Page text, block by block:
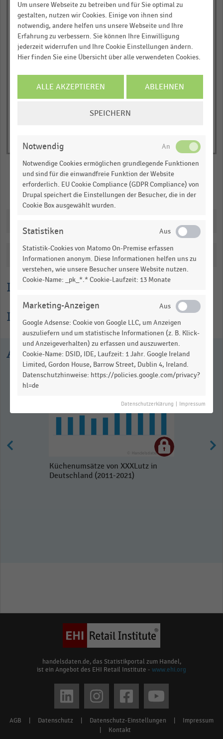
Lesehilfe
Informationen zur Statistik
categories.
The
chart
has
displaying
(absolut).
Range:
1.0836000000000001.
View
table.
2005200720092011201320152017201920212023
0,20
interactive
Download als Excel, PNG, PDF
… und vieles mehr!
JETZT INFORMIEREN
Merken Teilen
Katalogisierung
Ausgewählte Statistiken
Küchenumsätze von XXXLutz in
Deutschland (2011-2021)
handelsdaten.de, das Statistikportal zum Handel,
ist ein Angebot des EHI Retail Institute - www.ehi.org
Footer
AGB Datenschutz Datenschutz-Einstellungen
Impressum
Kontakt
Um unsere Webseite zu betreiben und für Sie optimal zu
gestalten, nutzen wir Cookies. Einige von ihnen sind
notwendig, andere helfen uns unsere Webseite und Ihre
Erfahrung zu verbessern. Sie können Ihre Einwilligung
jederzeit widerrufen und Ihre Cookie Einstellungen ändern.
Hier finden Sie eine Übersicht über alle verwendeten Cookies.
ALLE AKZEPTIEREN ABLEHNEN
SPEICHERN
Notwendig
Notwendige Cookies ermöglichen grundlegende Funktionen
und sind für die einwandfreie Funktion der Website
erforderlich. EU Cookie Compliance (GDPR Compliance) von
Drupal speichert die Einstellungen der Besucher, die in der
Cookie Box ausgewählt wurden.
Statistiken
Statistik-Cookies von Matomo On-Premise erfassen
Informationen anonym. Diese Informationen helfen uns zu
verstehen, wie unsere Besucher unsere Website nutzen.
Cookie-Name: _pk_*.* Cookie-Laufzeit: 13 Monate
Marketing-Anzeigen
Google Adsense: Cookie von Google LLC, um Anzeigen
auszuliefern und um statistische Informationen (z. B. Klick-
und Anzeigeverhalten) zu erfassen und auszuwerten.
Cookie-Name: DSID, IDE, Laufzeit: 1 Jahr. Google Ireland
Limited, Gordon House, Barrow Street, Dublin 4, Ireland.
Datenschutzhinweise: https://policies.google.com/privacy?
hl=de
Datenschutzerklärung Impressum